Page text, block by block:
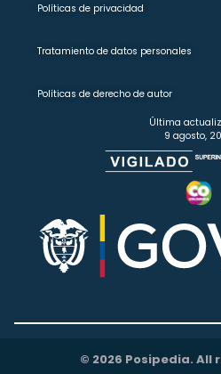
Políticas de privacidad
Tratamiento de datos personales
Políticas de derecho de autor
Última
9 agosto,
© 2026 Posipedia. All